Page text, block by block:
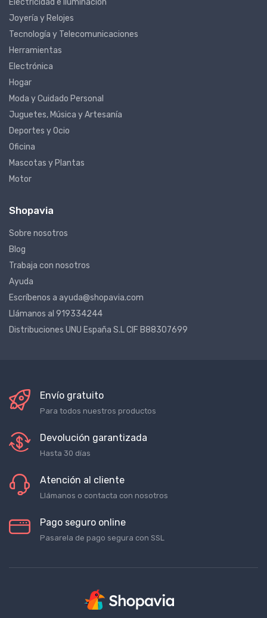
Electricidad e Iluminación
Joyería y Relojes
Tecnología y Telecomunicaciones
Herramientas
Electrónica
Hogar
Moda y Cuidado Personal
Juguetes, Música y Artesanía
Deportes y Ocio
Oficina
Mascotas y Plantas
Motor
Shopavia
Sobre nosotros
Blog
Trabaja con nosotros
Ayuda
Escríbenos a ayuda@shopavia.com
Llámanos al 919334244
Distribuciones UNU España S.L CIF B88307699
Envío gratuito
Para todos nuestros productos
Devolución garantizada
Hasta 30 días
Atención al cliente
Llámanos o contacta con nosotros
Pago seguro online
Pasarela de pago segura con SSL